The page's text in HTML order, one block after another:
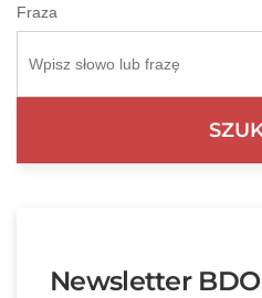
Fraza
Newsletter BDO